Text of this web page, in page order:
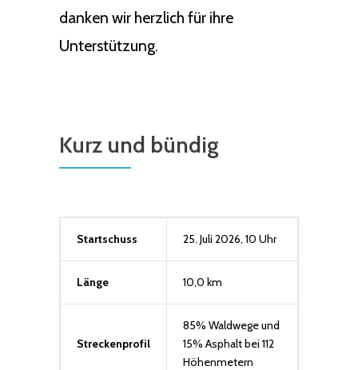
danken wir herzlich für ihre
Unterstützung.
Kurz und bündig
Startschuss 25. Juli 2026, 10 Uhr
Länge 10,0 km
Streckenprofil
85% Waldwege und
15% Asphalt bei 112
Höhenmetern